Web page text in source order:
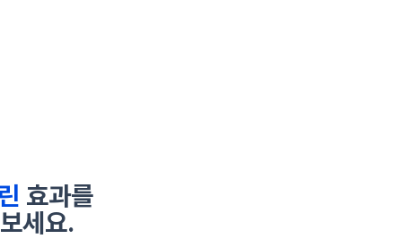
효과를
세요.